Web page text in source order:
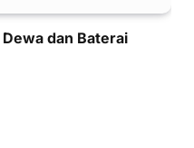
dan Baterai